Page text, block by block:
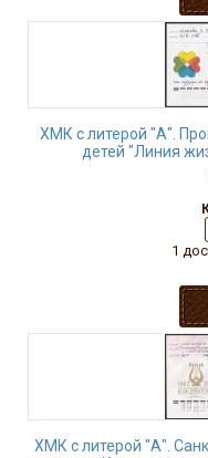
ХМК с литерой "А".
детей "Линия
1
ХМК с литерой "А".